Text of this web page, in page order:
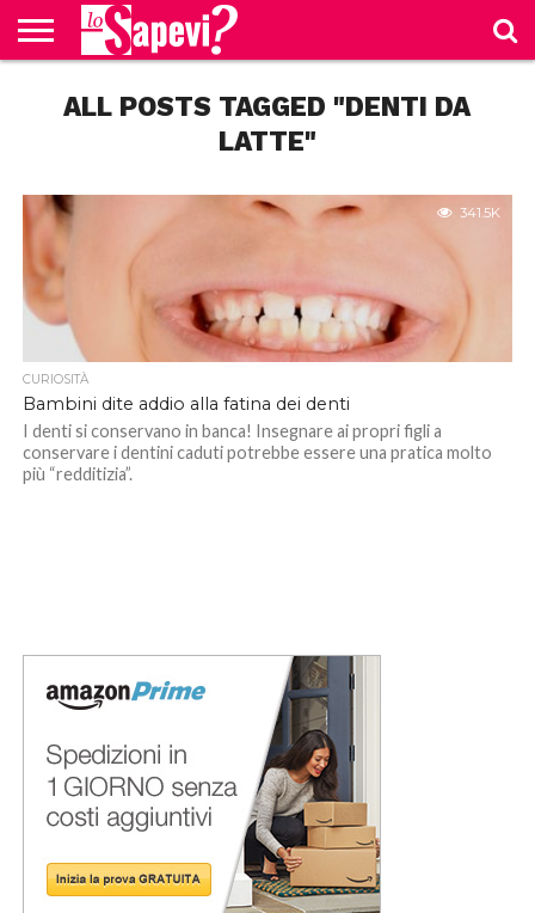
BENESSERE
GOSSIP
PRODOTTI
AMAZON
NEWS
CASA E
CUCINA
ALL POSTS TAGGED "DENTI DA
LATTE"
341.5K
CURIOSITÀ
Bambini dite addio alla fatina dei denti
I denti si conservano in banca! Insegnare ai propri figli a
conservare i dentini caduti potrebbe essere una pratica molto
più “redditizia”.